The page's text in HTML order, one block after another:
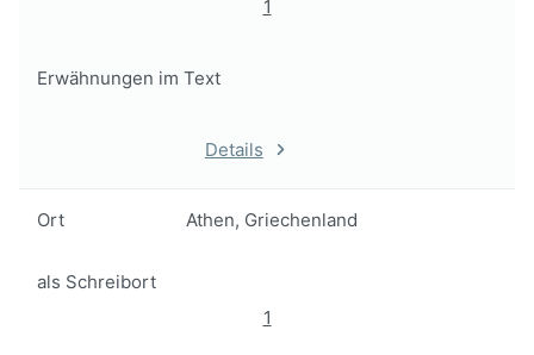
1
Erwähnungen im Text
Details
Ort Athen, Griechenland
als Schreibort
1